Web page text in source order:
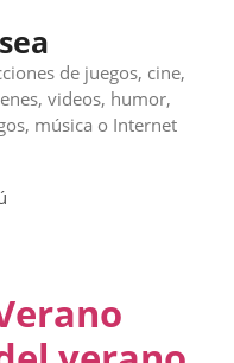
de juegos, cine,
videos, humor,
música o Internet